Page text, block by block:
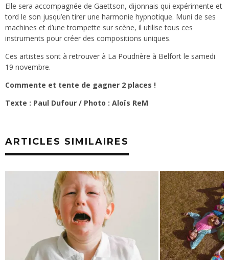
Elle sera accompagnée de Gaettson, dijonnais qui expérimente et
tord le son jusqu’en tirer une harmonie hypnotique. Muni de ses
machines et d’une trompette sur scène, il utilise tous ces
instruments pour créer des compositions uniques.
Ces artistes sont à retrouver à La Poudrière à Belfort le samedi
19 novembre.
Commente et tente de gagner 2 places !
Texte : Paul Dufour / Photo : Aloïs ReM
ARTICLES SIMILAIRES